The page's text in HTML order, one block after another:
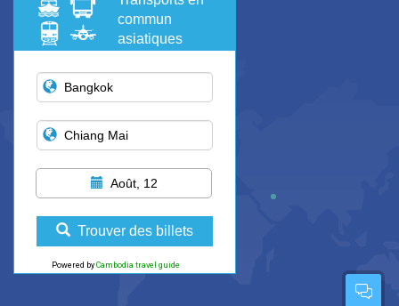
commun
asiatiques
Août, 12
Trouver des billets
Powered by Cambodia travel guide